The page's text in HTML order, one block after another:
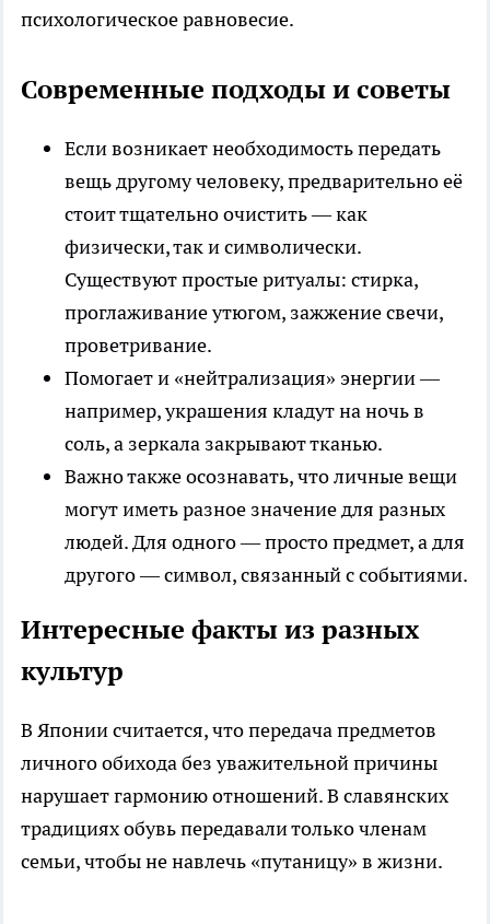
психологическое равновесие.
Современные подходы и советы
Если возникает необходимость передать
вещь другому человеку, предварительно её
стоит тщательно очистить — как
физически, так и символически.
Существуют простые ритуалы: стирка,
проглаживание утюгом, зажжение свечи,
проветривание.
Помогает и «нейтрализация» энергии —
например, украшения кладут на ночь в
соль, а зеркала закрывают тканью.
Важно также осознавать, что личные вещи
могут иметь разное значение для разных
людей. Для одного — просто предмет, а для
другого — символ, связанный с событиями.
Интересные факты из разных
культур
В Японии считается, что передача предметов
личного обихода без уважительной причины
нарушает гармонию отношений. В славянских
традициях обувь передавали только членам
семьи, чтобы не навлечь «путаницу» в жизни.